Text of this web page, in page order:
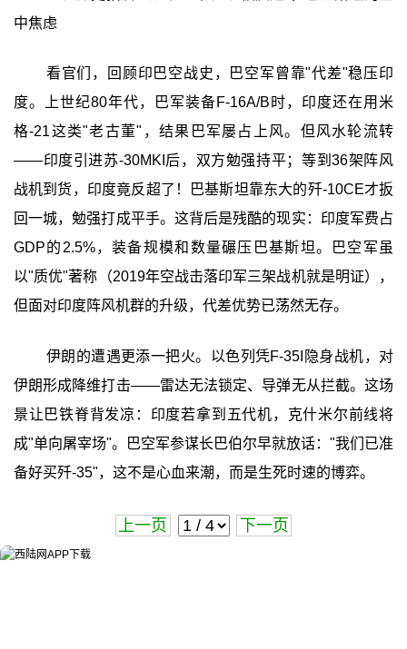
中焦虑
看官们，回顾印巴空战史，巴空军曾靠"代差"稳压印
度。上世纪80年代，巴军装备F-16A/B时，印度还在用米
格-21这类"老古董"，结果巴军屡占上风。但风水轮流转
——印度引进苏-30MKI后，双方勉强持平；等到36架阵风
战机到货，印度竟反超了！巴基斯坦靠东大的歼-10CE才扳
回一城，勉强打成平手。这背后是残酷的现实：印度军费占
GDP的2.5%，装备规模和数量碾压巴基斯坦。巴空军虽
以"质优"著称（2019年空战击落印军三架战机就是明证），
但面对印度阵风机群的升级，代差优势已荡然无存。
伊朗的遭遇更添一把火。以色列凭F-35I隐身战机，对
伊朗形成降维打击——雷达无法锁定、导弹无从拦截。这场
景让巴铁脊背发凉：印度若拿到五代机，克什米尔前线将
成"单向屠宰场"。巴空军参谋长巴伯尔早就放话："我们已准
备好买歼-35"，这不是心血来潮，而是生死时速的博弈。
上一页 下一页